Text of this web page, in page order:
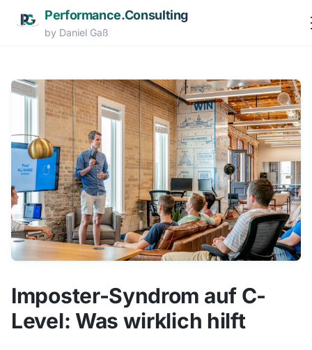
Performance.Consulting
by Daniel Gaß
Imposter-Syndrom auf C-
Level: Was wirklich hilft